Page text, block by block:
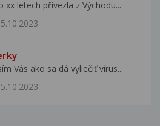
xx letech přivezla z Východu...
5.10.2023
Vás ako sa dá vyliečiť vírus...
5.10.2023